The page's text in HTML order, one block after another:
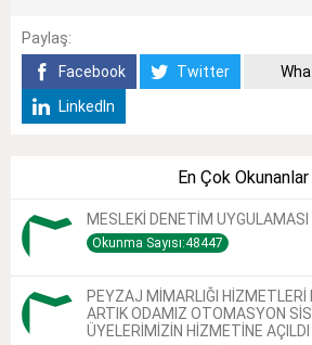
Paylaş:
Facebook
Twitter
LinkedIn
En Çok Okunanlar
MESLEKİ DENETİM
Okunma Sayısı:48447
PEYZAJ MİMARLIĞI HİZMETLERİ
ARTIK ODAMIZ OTOMASYON
ÜYELERİMİZİN HİZMETİNE